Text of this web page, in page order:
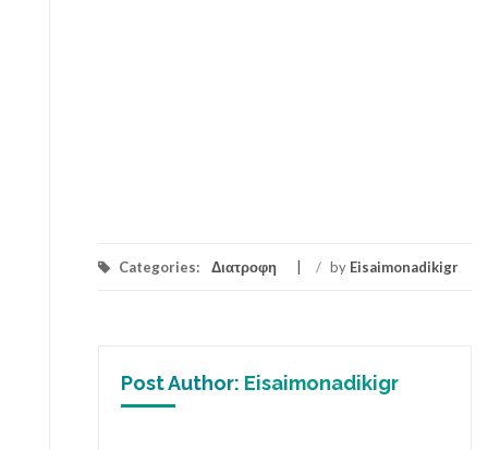
Categories: Διατροφη / by Eisaimonadikigr
Post Author: Eisaimonadikigr